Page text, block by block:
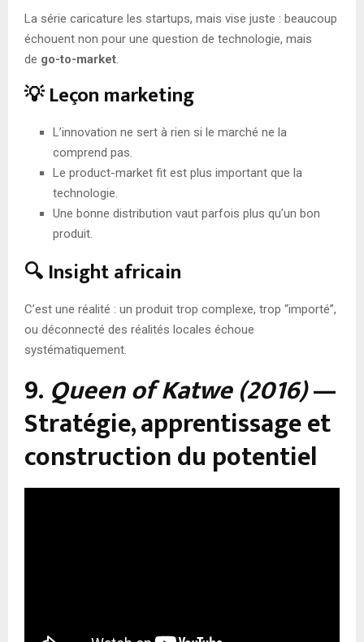
La série caricature les startups, mais vise juste : beaucoup
échouent non pour une question de technologie, mais
de go-to-market.
💡 Leçon marketing
L’innovation ne sert à rien si le marché ne la
comprend pas.
Le product-market fit est plus important que la
technologie.
Une bonne distribution vaut parfois plus qu’un bon
produit.
🔍 Insight africain
C’est une réalité : un produit trop complexe, trop “importé”,
ou déconnecté des réalités locales échoue
systématiquement.
9. Queen of Katwe (2016)—
Stratégie, apprentissage et
construction du potentiel